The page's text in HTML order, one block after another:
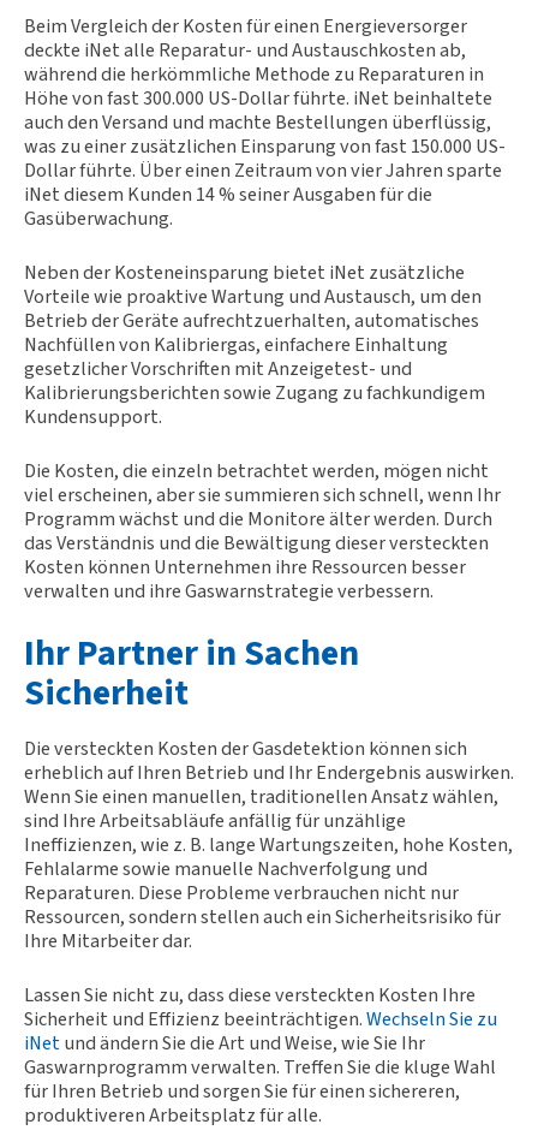
Beim Vergleich der Kosten für einen Energieversorger
deckte iNet alle Reparatur- und Austauschkosten ab,
während die herkömmliche Methode zu Reparaturen in
Höhe von fast 300.000 US-Dollar führte. iNet beinhaltete
auch den Versand und machte Bestellungen überflüssig,
was zu einer zusätzlichen Einsparung von fast 150.000 US-
Dollar führte. Über einen Zeitraum von vier Jahren sparte
iNet diesem Kunden 14 % seiner Ausgaben für die
Gasüberwachung.
Neben der Kosteneinsparung bietet iNet zusätzliche
Vorteile wie proaktive Wartung und Austausch, um den
Betrieb der Geräte aufrechtzuerhalten, automatisches
Nachfüllen von Kalibriergas, einfachere Einhaltung
gesetzlicher Vorschriften mit Anzeigetest- und
Kalibrierungsberichten sowie Zugang zu fachkundigem
Kundensupport.
Die Kosten, die einzeln betrachtet werden, mögen nicht
viel erscheinen, aber sie summieren sich schnell, wenn Ihr
Programm wächst und die Monitore älter werden. Durch
das Verständnis und die Bewältigung dieser versteckten
Kosten können Unternehmen ihre Ressourcen besser
verwalten und ihre Gaswarnstrategie verbessern.
Ihr Partner in Sachen
Sicherheit
Die versteckten Kosten der Gasdetektion können sich
erheblich auf Ihren Betrieb und Ihr Endergebnis auswirken.
Wenn Sie einen manuellen, traditionellen Ansatz wählen,
sind Ihre Arbeitsabläufe anfällig für unzählige
Ineffizienzen, wie z. B. lange Wartungszeiten, hohe Kosten,
Fehlalarme sowie manuelle Nachverfolgung und
Reparaturen. Diese Probleme verbrauchen nicht nur
Ressourcen, sondern stellen auch ein Sicherheitsrisiko für
Ihre Mitarbeiter dar.
Lassen Sie nicht zu, dass diese versteckten Kosten Ihre
Sicherheit und Effizienz beeinträchtigen.Wechseln Sie zu
iNetund ändern Sie die Art und Weise, wie Sie Ihr
Gaswarnprogramm verwalten. Treffen Sie die kluge Wahl
für Ihren Betrieb und sorgen Sie für einen sichereren,
produktiveren Arbeitsplatz für alle.